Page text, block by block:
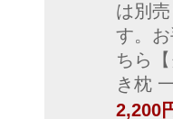
は別
す。
ちら
き枕
2,200